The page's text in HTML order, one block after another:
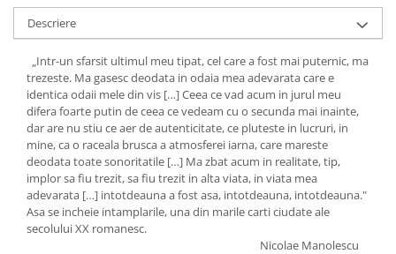
Descriere
„Intr-un sfarsit ultimul meu tipat, cel care a fost mai puternic, ma
trezeste. Ma gasesc deodata in odaia mea adevarata care e
identica odaii mele din vis […] Ceea ce vad acum in jurul meu
difera foarte putin de ceea ce vedeam cu o secunda mai inainte,
dar are nu stiu ce aer de autenticitate, ce pluteste in lucruri, in
mine, ca o raceala brusca a atmosferei iarna, care mareste
deodata toate sonoritatile […] Ma zbat acum in realitate, tip,
implor sa fiu trezit, sa fiu trezit in alta viata, in viata mea
adevarata […] intotdeauna a fost asa, intotdeauna, intotdeauna."
Asa se incheie intamplarile, una din marile carti ciudate ale
secolului XX romanesc.
Nicolae Manolescu